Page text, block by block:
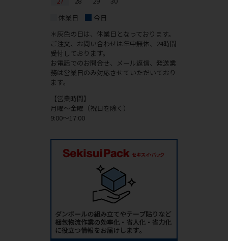
休業日
今日
＊灰色の日は、休業日となっております。
ご注文、お問い合わせは年中無休、24時間
受付しております。
お電話でのお問合せ、メール返信、発送業
務は営業日のみ対応させていただいており
ます。
【営業時間】
月曜～金曜（祝日を除く）
9:00～17:00